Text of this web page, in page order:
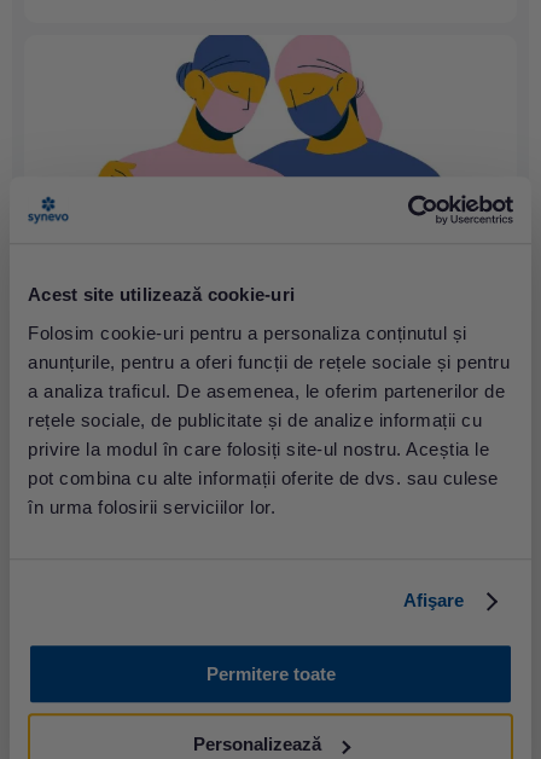
Acest site utilizează cookie-uri
Folosim cookie-uri pentru a personaliza conținutul și
anunțurile, pentru a oferi funcții de rețele sociale și pentru
a analiza traficul. De asemenea, le oferim partenerilor de
rețele sociale, de publicitate și de analize informații cu
privire la modul în care folosiți site-ul nostru. Aceștia le
pot combina cu alte informații oferite de dvs. sau culese
în urma folosirii serviciilor lor.
Afişare
Permitere toate
Personalizează
formată din celula tecală și celula granuloasă.
etiologie are disfuncția...
Terapii țintite în tumori maligne: o abordare
inovativă în tratamentul cancerului
Cancerul este o afecțiune complexă care afectează
milioane de oameni în întreaga lume. Tumorile
maligne, cum ar fi cancerul de sân, pulmonar și
colorectal, reprezintă o provocare majoră în
domeniul oncologiei. În ultimii ani, cercetătorii și